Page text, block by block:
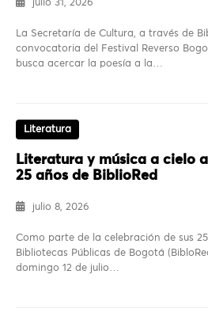
julio 31, 2026
La Secretaría de Cultura, a través de
convocatoria del Festival Reverso
busca acercar la poesía a la…
Literatura
Literatura y música a cielo
25 años de BiblioRed
julio 8, 2026
Como parte de la celebración de sus
Bibliotecas Públicas de Bogotá
domingo 12 de julio…